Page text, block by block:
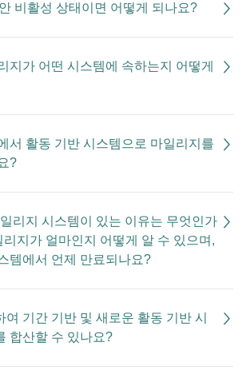
비활성 상태이면 어떻게 되나요?
지가 어떤 시스템에 속하는지 어떻게
서 활동 기반 시스템으로 마일리지를
?
리지 시스템이 있는 이유는 무엇인가
리지가 얼마인지 어떻게 알 수 있으며,
템에서 언제 만료되나요?
여 기간 기반 및 새로운 활동 기반 시
합산할 수 있나요?